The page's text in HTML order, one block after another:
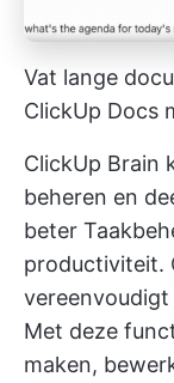
Vat lange
ClickUp Docs
ClickUp Brain
beheren en
beter
productiviteit.
Met deze
maken,